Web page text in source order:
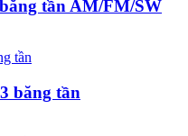
tần AM/FM/SW
băng tần